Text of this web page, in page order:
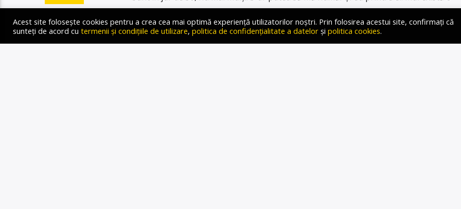
Spre exemplu, am știut de fiecare dată când Hunter Biden sau, […]
Acest site folosește cookies pentru a crea cea mai optimă experiență utilizatorilor noștri. Prin folosirea acestui site, confirmați că
sunteți de acord cu termenii și condițiile de utilizare, politica de confidențialitate a datelor și politica cookies.